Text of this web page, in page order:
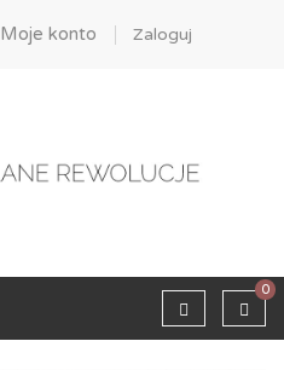
Moje konto Zaloguj
0